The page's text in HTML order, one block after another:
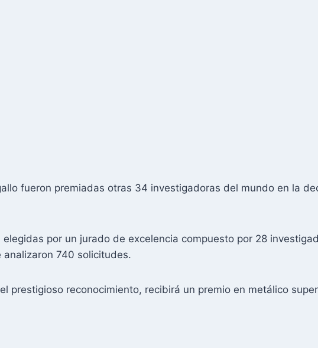
fueron premiadas otras 34 investigadoras del mundo en la
por un jurado de excelencia compuesto por 28
analizaron 740 solicitudes.
prestigioso reconocimiento, recibirá un premio en metálico